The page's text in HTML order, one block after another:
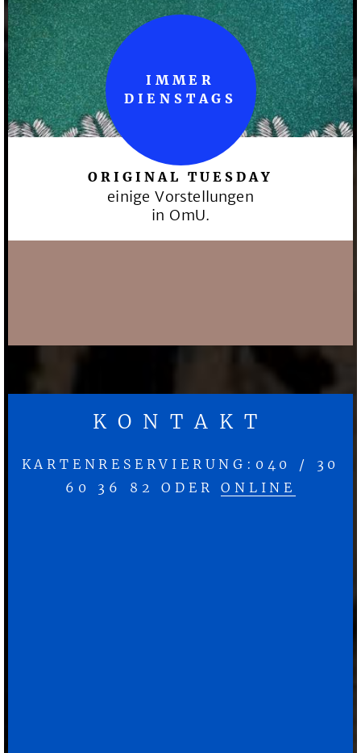
ORIGINAL TUESDAY
einige Vorstellungen
in OmU.
IMMER
DIENSTAGS
KONTAKT
KARTENRESERVIERUNG:040 / 30
60 36 82 ODERONLINE